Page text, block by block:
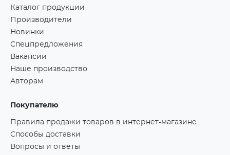
Каталог продукции
Производители
Новинки
Спецпредложения
Вакансии
Наше производство
Авторам
Покупателю
Правила продажи товаров в интернет-магазине
Способы доставки
Вопросы и ответы